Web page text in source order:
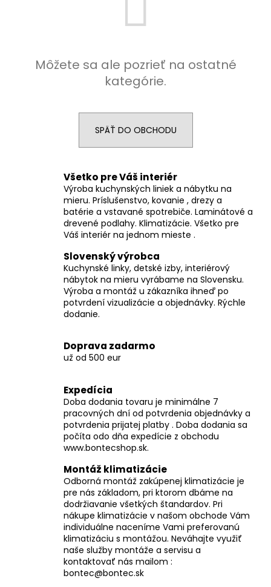
Môžete sa ale pozrieť na ostatné
kategórie.
SPÄŤ DO OBCHODU
Všetko pre Váš interiér
Výroba kuchynských liniek a nábytku na
mieru. Príslušenstvo, kovanie , drezy a
batérie a vstavané spotrebiče. Laminátové a
drevené podlahy. Klimatizácie. Všetko pre
Váš interiér na jednom mieste .
Slovenský výrobca
Kuchynské linky, detské izby, interiérový
nábytok na mieru vyrábame na Slovensku.
Výroba a montáž u zákazníka ihneď po
potvrdení vizualizácie a objednávky. Rýchle
dodanie.
Doprava zadarmo
už od 500 eur
Expedícia
Doba dodania tovaru je minimálne 7
pracovných dní od potvrdenia objednávky a
potvrdenia prijatej platby . Doba dodania sa
počíta odo dňa expedície z obchodu
www.bontecshop.sk.
Montáž klimatizácie
Odborná montáž zakúpenej klimatizácie je
pre nás základom, pri ktorom dbáme na
dodržiavanie všetkých štandardov. Pri
nákupe klimatizácie v našom obchode Vám
individuálne naceníme Vami preferovanú
klimatizáciu s montážou. Neváhajte využiť
naše služby montáže a servisu a
kontaktovať nás mailom :
bontec@bontec.sk